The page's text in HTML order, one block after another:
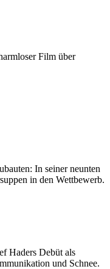
Film über
In seiner neunten
in den Wettbewerb.
Haders Debüt als
und Schnee.